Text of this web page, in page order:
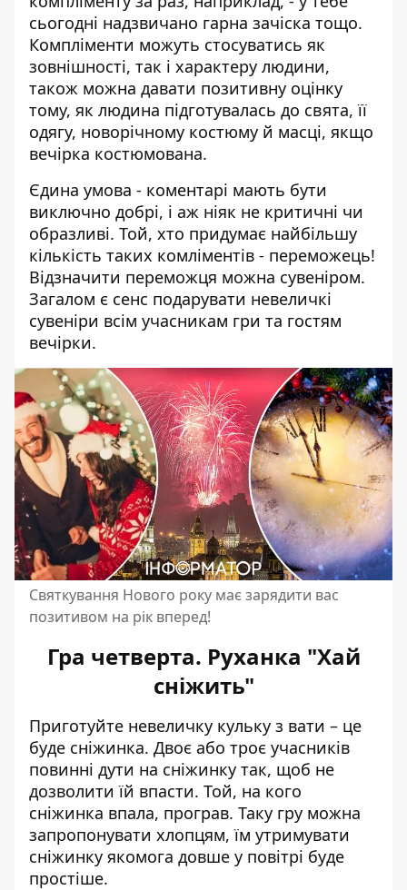
сьогодні надзвичано гарна зачіска тощо.
Компліменти можуть стосуватись як
зовнішності, так і характеру людини,
також можна давати позитивну оцінку
тому, як людина підготувалась до свята, її
одягу, новорічному костюму й масці, якщо
вечірка костюмована.
Єдина умова - коментарі мають бути
виключно добрі, і аж ніяк не критичні чи
образливі. Той, хто придумає найбільшу
кількість таких комліментів - переможець!
Відзначити переможця можна сувеніром.
Загалом є сенс подарувати невеличкі
сувеніри всім учасникам гри та гостям
вечірки.
Святкування Нового року має зарядити вас
позитивом на рік вперед!
Гра четверта. Руханка "Хай
сніжить"
Приготуйте невеличку кульку з вати – це
буде сніжинка. Двоє або троє учасників
повинні дути на сніжинку так, щоб не
дозволити їй впасти. Той, на кого
сніжинка впала, програв. Таку гру можна
запропонувати хлопцям, їм утримувати
сніжинку якомога довше у повітрі буде
простіше.